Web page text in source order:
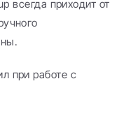
всегда приходит от
при работе с